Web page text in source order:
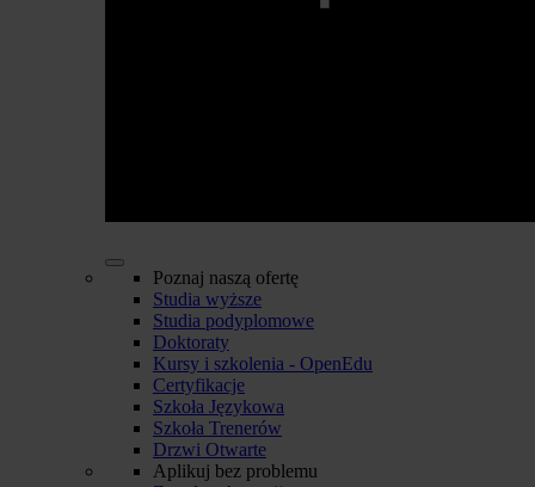
Poznaj naszą ofertę
Studia wyższe
Studia podyplomowe
Doktoraty
Kursy i szkolenia - OpenEdu
Certyfikacje
Szkoła Językowa
Szkoła Trenerów
Drzwi Otwarte
Aplikuj bez problemu